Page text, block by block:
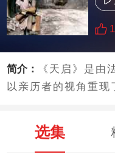
简介：
《天启》是由
以亲历者的视角重
选集